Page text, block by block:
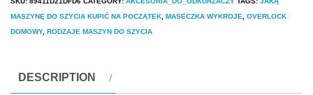
MASZYNĘ DO SZYCIA KUPIĆ NA POCZĄTEK MASECZKA WYKROJE
OVERLOCK
DOMOWY, RODZAJE MASZYN DO SZYCIA
DESCRIPTION